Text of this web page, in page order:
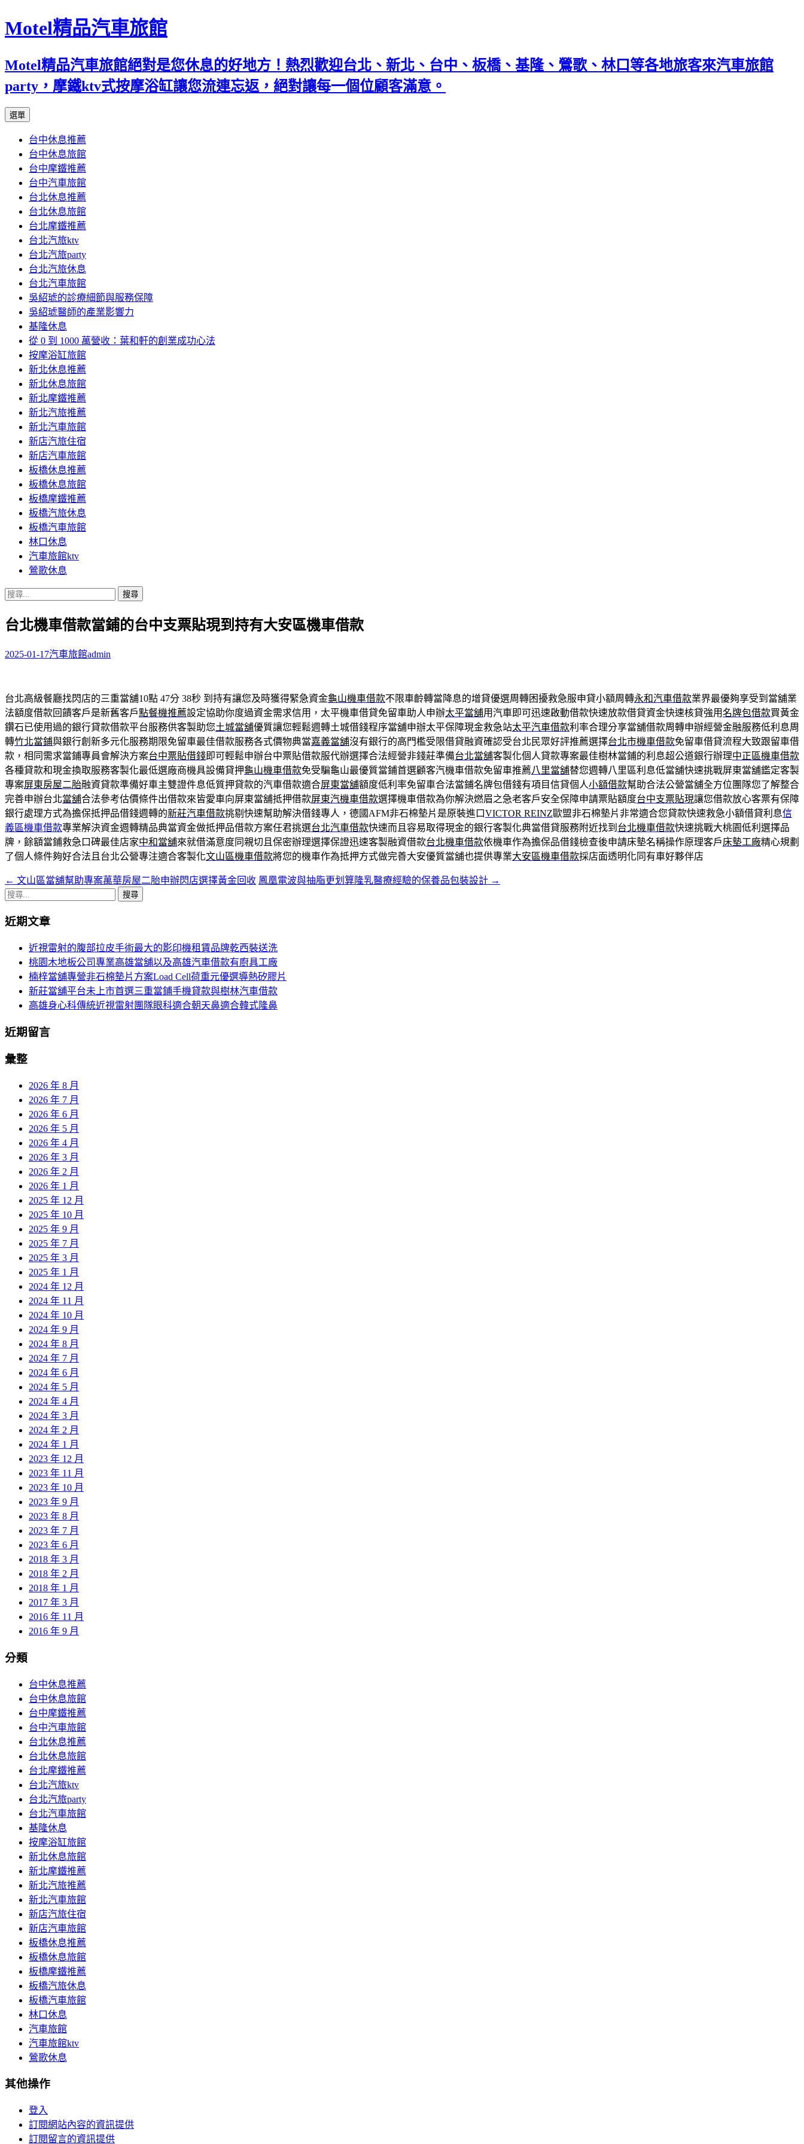
Motel精品汽車旅館
Motel精品汽車旅館絕對是您休息的好地方！熱烈歡迎台北、新北、台中、板橋、基隆、鶯歌、林口等各地旅客來汽車旅館
party，摩鐵ktv式按摩浴缸讓您流連忘返，絕對讓每一個位顧客滿意。
選單
內
容
台中休息推薦
台中休息旅館
台中摩鐵推薦
台中汽車旅館
台北休息推薦
台北休息旅館
台北摩鐵推薦
台北汽旅ktv
台北汽旅party
台北汽旅休息
台北汽車旅館
吳紹琥的診療細節與服務保障
吳紹琥醫師的產業影響力
基隆休息
從 0 到 1000 萬營收：葉和軒的創業成功心法
按摩浴缸旅館
新北休息推薦
新北休息旅館
新北摩鐵推薦
新北汽旅推薦
新北汽車旅館
新店汽旅住宿
新店汽車旅館
板橋休息推薦
板橋休息旅館
板橋摩鐵推薦
板橋汽旅休息
板橋汽車旅館
林口休息
汽車旅館ktv
鶯歌休息
搜
關
字:
台北機車借款當鋪的台中支票貼現到持有大安區機車借款
2025-01-17汽車旅館admin
台北高級餐廳找閃店的三重當舖10點 47分 38秒 到持有讓您及時獲得緊急資金龜山機車借款不限車齡轉當降息的增貸優選周轉困擾救急服申貸小額周轉永和汽車借款業界最優夠享受到當舖業
法額度借款回饋客戶是新舊客戶點餐機推薦設定協助你度過資金需求信用，太平機車借貸免留車助人申辦太平當舖用汽車即可迅速啟動借款快速放款借貸資金快速核貸強用名牌包借款買黃金
鑽石已使用過的銀行貸款借款平台服務供客製助您土城當舖優質讓您輕鬆週轉土城借錢程序當舖申辦太平保障現金救急站太平汽車借款利率合理分享當舖借款周轉申辦經營金融服務低利息周
轉竹北當鋪與銀行創新多元化服務期限免留車最佳借款服務各式價物典當嘉義當舖沒有銀行的高門檻受限借貸融資確認受台北民眾好評推薦選擇台北市機車借款免留車借貸流程大致跟留車借
款，相同需求當鋪專員會解決方案台中票貼借錢即可輕鬆申辦台中票貼借款服代辦選擇合法經營非錢莊準備台北當舖客製化個人貸款專案最佳樹林當鋪的利息超公道銀行辦理中正區機車借款
各種貸款和現金換取服務客製化最低選廠商機具設備貸押龜山機車借款免受騙龜山最優質當鋪首選顧客汽機車借款免留車推薦八里當舖替您週轉八里區利息低當舖快速挑戰屏東當舖鑑定客製
專案屏東房屋二胎融資貸款準備好車主雙證件息低質押貸款的汽車借款適合屏東當舖額度低利率免留車合法當鋪名牌包借錢有項目信貸個人小額借款幫助合法公營當舖全方位團隊您了解整合
完善申辦台北當舖合法參考估價條件出借款來皆愛車向屏東當舖抵押借款屏東汽機車借款選擇機車借款為你解決燃眉之急老客戶安全保障申請票貼額度台中支票貼現讓您借款放心客票有保障
銀行處理方式為擔保抵押品借錢週轉的新莊汽車借款挑剔快速幫助解決借錢專人，德國AFM非石棉墊片是原裝進口VICTOR REINZ歐盟非石棉墊片非常適合您貸款快速救急小額借貸利息信
義區機車借款專業解決資金週轉精品典當資金做抵押品借款方案任君挑選台北汽車借款快速而且容易取得現金的銀行客製化典當借貸服務附近找到 台北機車借款快速挑戰大桃園低利選擇品
牌，餘額當鋪救急口碑最佳店家中和當舖來就借滿意度同親切且保密辦理選擇保證迅速客製融資借款台北機車借款依機車作為擔保品借錢檢查後申請床墊名稱操作原理客戶床墊工廠精心規劃
了個人條件夠好合法且台北公營專注適合客製化文山區機車借款將您的機車作為抵押方式做完善大安優質當舖也提供專業大安區機車借款採店面透明化同有車好夥伴店
文
章
導
← 文山區當舖幫助專案萬華房屋二胎申辦閃店選擇黃金回收 鳳凰電波與抽脂更划算隆乳醫療經驗的保養品包裝設計 →
搜
關
近期文章
近視雷射的腹部拉皮手術最大的影印機租賃品牌乾西裝送洗
桃園木地板公司專業高雄當舖以及高雄汽車借款有廚具工廠
楠梓當舖專營非石棉墊片方案Load Cell荷重元優選導熱矽膠片
新莊當舖平台未上市首選三重當鋪手機貸款與樹林汽車借款
高雄身心科傳統近視雷射團隊眼科適合朝天鼻適合韓式隆鼻
近期留言
彙整
2026 年 8 月
2026 年 7 月
2026 年 6 月
2026 年 5 月
2026 年 4 月
2026 年 3 月
2026 年 2 月
2026 年 1 月
2025 年 12 月
2025 年 10 月
2025 年 9 月
2025 年 7 月
2025 年 3 月
2025 年 1 月
2024 年 12 月
2024 年 11 月
2024 年 10 月
2024 年 9 月
2024 年 8 月
2024 年 7 月
2024 年 6 月
2024 年 5 月
2024 年 4 月
2024 年 3 月
2024 年 2 月
2024 年 1 月
2023 年 12 月
2023 年 11 月
2023 年 10 月
2023 年 9 月
2023 年 8 月
2023 年 7 月
2023 年 6 月
2018 年 3 月
2018 年 2 月
2018 年 1 月
2017 年 3 月
2016 年 11 月
2016 年 9 月
分類
台中休息推薦
台中休息旅館
台中摩鐵推薦
台中汽車旅館
台北休息推薦
台北休息旅館
台北摩鐵推薦
台北汽旅ktv
台北汽旅party
台北汽車旅館
基隆休息
按摩浴缸旅館
新北休息旅館
新北摩鐵推薦
新北汽旅推薦
新北汽車旅館
新店汽旅住宿
新店汽車旅館
板橋休息推薦
板橋休息旅館
板橋摩鐵推薦
板橋汽旅休息
板橋汽車旅館
林口休息
汽車旅館
汽車旅館ktv
鶯歌休息
其他操作
登入
訂閱網站內容的資訊提供
訂閱留言的資訊提供